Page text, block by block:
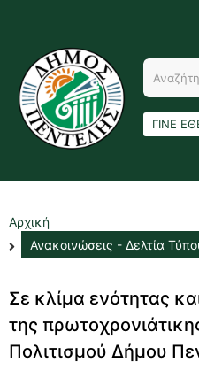
ΓΙΝΕ
Αρχική
Ανακοινώσεις - Δελτία
Σε κλίμα ενότητας
της
Πολιτισμού Δήμου